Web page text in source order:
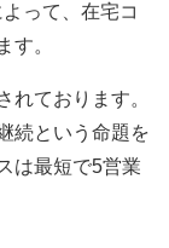
って、在宅コ
す。
れております。
続という命題を
は最短で5営業